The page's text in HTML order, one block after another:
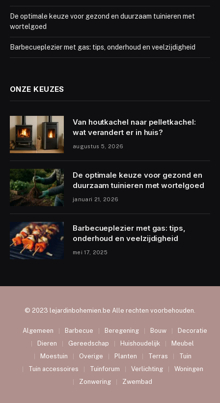
De optimale keuze voor gezond en duurzaam tuinieren met
wortelgoed
Barbecueplezier met gas: tips, onderhoud en veelzijdigheid
ONZE KEUZES
Van houtkachel naar pelletkachel:
wat verandert er in huis?
augustus 5, 2026
De optimale keuze voor gezond en
duurzaam tuinieren met wortelgoed
januari 21, 2026
Barbecueplezier met gas: tips,
onderhoud en veelzijdigheid
mei 17, 2025
© 2023 lejardinbohemien.be Alle rechten voorbehouden.
Algemeen Barbecue Beregening Bouw
Decoratie
Dieren
Gereedschap Huishoudelijk
Meubel
Moestuin
Overige Planten Terras
Tuin
Tuin accessoires
Tuinforum Verlichting
Woningen
Zonwering
Zwembad